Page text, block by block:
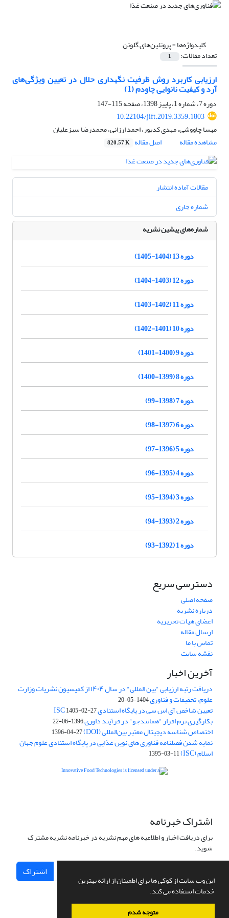
این وب سایت از کوکی ها برای اطمینان از ارائه بهترین
خدمات استفاده می کند.
متوجه شدم
کلیدواژه‌ها =پروتئین‌های گلوتن
تعداد مقالات: 1
ارزیابی کاربرد روش ظرفیت نگهداری حلال در تعیین ویژگی‌های
آرد و کیفیت نانوایی چاودم (1)
دوره 7، شماره 1، پاییز 1398، صفحه
115-147
10.22104/jift.2019.3359.1803
مهسا چاووشی، مهدی کدیور، احمد ارزانی، محمدرضا سبزعلیان
مشاهده مقاله
اصل مقاله 820.57 K
مقالات آماده انتشار
شماره جاری
شماره‌های پیشین نشریه
دوره 13 (1404-1405)
دوره 12 (1403-1404)
دوره 11 (1402-1403)
دوره 10 (1401-1402)
دوره 9 (1400-1401)
دوره 8 (1399-1400)
دوره 7 (1398-99)
دوره 6 (1397-98)
دوره 5 (1396-97)
دوره 4 (1395-96)
دوره 3 (1394-95)
دوره 2 (1393-94)
دوره 1 (1392-93)
دسترسی سریع
صفحه اصلی
درباره نشریه
اعضای هیات تحریریه
ارسال مقاله
تماس با ما
نقشه سایت
آخرین اخبار
دریافت رتبه ارزیابی "بین المللی" در سال ۱۴۰۴ از کمیسیون نشریات وزارت
علوم، تحقیقات و فناوری1404-05-20
تعیین شاخص آی اس سی در پایگاه استنادی ISC1405-02-27
بکارگیری نرم افزار "همانندجو" در فرآیند داوری1396-06-22
اختصاص شناسه دیجیتال معتبر بین‌المللی (DOI) 1396-04-27
نمایه شدن فصلنامه فناوری های نوین غذایی در پایگاه استنادی علوم جهان
اسلام (ISC) 1395-03-11
اشتراک خبرنامه
برای دریافت اخبار و اطلاعیه های مهم نشریه در خبرنامه نشریه مشترک
شوید.
اشتراک